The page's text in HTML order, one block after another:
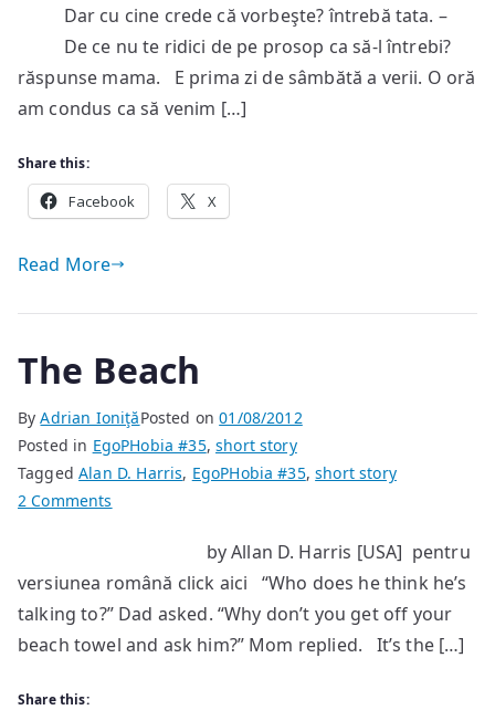
Dar cu cine crede că vorbeşte? întrebă tata. –
De ce nu te ridici de pe prosop ca să-l întrebi?
răspunse mama. E prima zi de sâmbătă a verii. O oră
am condus ca să venim […]
Share this:
Facebook X
Read More
The Beach
ByAdrian IoniţăPosted on01/08/2012
Posted in EgoPHobia #35,short story
TaggedAlan D. Harris, EgoPHobia #35,short story
2 Comments
by Allan D. Harris [USA] pentru
versiunea română click aici “Who does he think he’s
talking to?” Dad asked. “Why don’t you get off your
beach towel and ask him?” Mom replied. It’s the […]
Share this: